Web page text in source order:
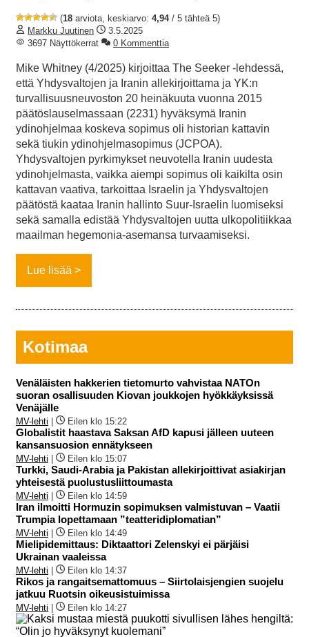
(18 arviota, keskiarvo: 4,94/ 5 tähteä 5)
Markku Juutinen
3.5.2025
3697 Näyttökerrat
0 Kommenttia
Mike Whitney (4/2025) kirjoittaa The Seeker -lehdessä,
että Yhdysvaltojen ja Iranin allekirjoittama ja YK:n
turvallisuusneuvoston 20 heinäkuuta vuonna 2015
päätöslauselmassaan (2231) hyväksymä Iranin
ydinohjelmaa koskeva sopimus oli historian kattavin
sekä tiukin ydinohjelmasopimus (JCPOA).
Yhdysvaltojen pyrkimykset neuvotella Iranin uudesta
ydinohjelmasta, vaikka aiempi sopimus oli kaikilta osin
kattavan vaativa, tarkoittaa Israelin ja Yhdysvaltojen
päätöstä kaataa Iranin hallinto Suur-Israelin luomiseksi
sekä samalla edistää Yhdysvaltojen uutta ulkopolitiikkaa
maailman hegemonia-asemansa turvaamiseksi.
Lue lisää
Kotimaa
Venäläisten hakkerien tietomurto vahvistaa NATOn
suoran osallisuuden Kiovan joukkojen hyökkäyksissä
Venäjälle
MV-lehti Eilen klo 15:22
Globalistit haastava Saksan AfD kapusi jälleen uuteen
kansansuosion ennätykseen
MV-lehti Eilen klo 15:07
Turkki, Saudi-Arabia ja Pakistan allekirjoittivat asiakirjan
yhteisestä puolustusliittoumasta
MV-lehti Eilen klo 14:59
Iran ilmoitti Hormuzin sopimuksen valmistuvan – Vaatii
Trumpia lopettamaan ”teatteridiplomatian”
MV-lehti Eilen klo 14:49
Mielipidemittaus: Diktaattori Zelenskyi ei pärjäisi
Ukrainan vaaleissa
MV-lehti Eilen klo 14:37
Rikos ja rangaitsemattomuus – Siirtolaisjengien suojelu
jatkuu Ruotsin oikeusistuimissa
MV-lehti Eilen klo 14:27